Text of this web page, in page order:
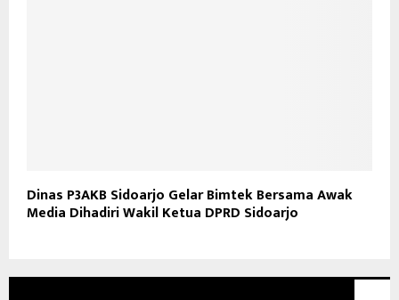
Dinas P3AKB Sidoarjo Gelar Bimtek Bersama Awak
Media Dihadiri Wakil Ketua DPRD Sidoarjo